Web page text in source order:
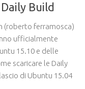
Build
(roberto ferramosca)
ufficialmente
15.10 e delle
scaricare le Daily
di Ubuntu 15.04